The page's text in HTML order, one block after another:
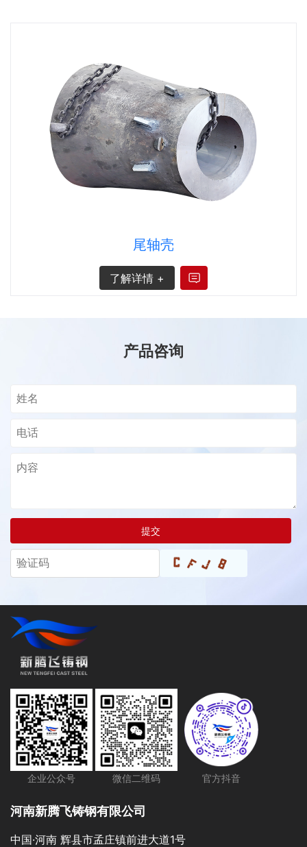
尾轴壳
了解详情 +
产品咨询
提交
企业公众号 微信二维码 官方抖音
河南新腾飞铸钢有限公司
中国·河南 辉县市孟庄镇前进大道1号